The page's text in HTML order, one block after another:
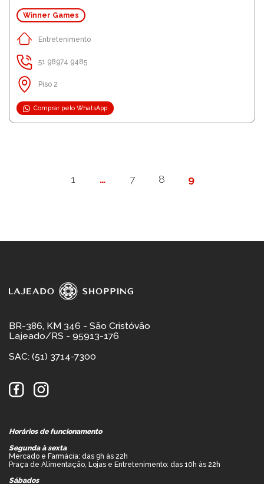
Winner Games
Entretenimento
51 98974 9485
Piso 2
Comprar pelo WhatsApp
1 … 7 8 9
BR-386, KM 346 - São Cristóvão
Lajeado/RS - 95913-176
SAC: (51) 3714-7300
Horários de funcionamento
Segunda à sexta
Mercado e Farmácia: das 9h às 22h
Praça de Alimentação, Lojas e Entretenimento: das 10h às 22h
Sábados